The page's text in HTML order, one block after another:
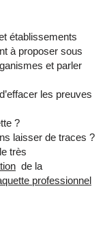
établissements
à proposer sous
et parler
les preuves
?
laisser de traces ?
très
de la
professionnel